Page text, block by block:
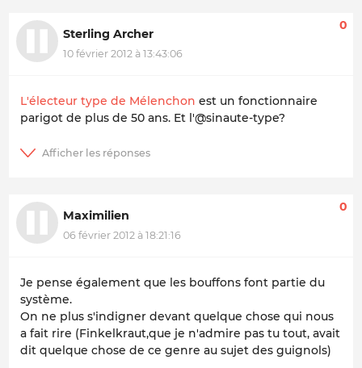
Sterling Archer
10 février 2012 à 13:43:06
0
L'électeur type de Mélenchon est un fonctionnaire
parigot de plus de 50 ans. Et l'@sinaute-type?
Maximilien
06 février 2012 à 18:21:16
0
Je pense également que les bouffons font partie du
système.
On ne plus s'indigner devant quelque chose qui nous
a fait rire (Finkelkraut,que je n'admire pas tu tout, avait
dit quelque chose de ce genre au sujet des guignols)